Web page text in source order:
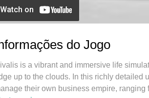
do Jogo
is a vibrant and immersive life
up to the clouds. In this richly detailed
their own business empire,